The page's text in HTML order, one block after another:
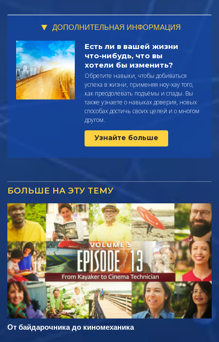
ДОПОЛНИТЕЛЬНАЯ ИНФОРМАЦИЯ
Есть ли в вашей жизни
что‑нибудь, что вы
хотели бы изменить?
Обретите навыки, чтобы добиваться
успеха в жизни, применяя ноу-хау того,
как преодолевать подъёмы и спады. Вы
также узнаете о навыках доверия, новых
способах достичь своих целей и о многом
другом.
Узнайте больше
БОЛЬШЕ НА ЭТУ ТЕМУ
От байдарочника до киномеханика